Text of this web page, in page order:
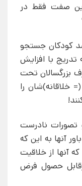
صفت فقط در
کودکان جستجو
با افزایش
بزرگسالان تحت
خلاقانه)شان را
تصورات نادرست
آنها به این که
آنها از خلاقیت
حصول فرض